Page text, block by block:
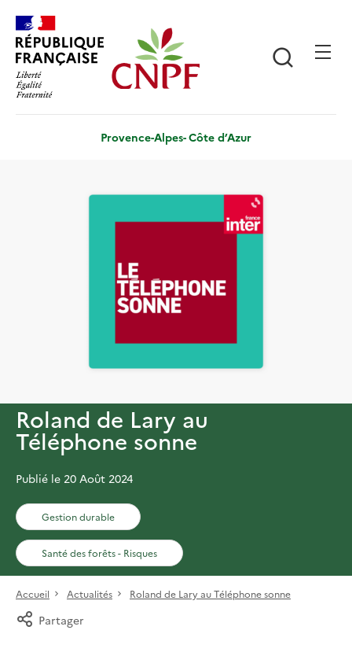
contenu
principal
Provence-Alpes- Côte d’Azur
Roland de Lary au
Téléphone sonne
Publié le 20 Août 2024
Gestion durable
Santé des forêts - Risques
Accueil Actualités Roland de Lary au Téléphone sonne
Partager